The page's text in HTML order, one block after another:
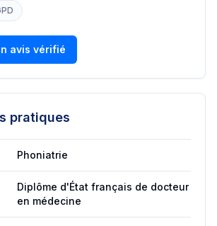
avis vérifié
pratiques
Phoniatrie
Diplôme d'État français de docteur
en médecine